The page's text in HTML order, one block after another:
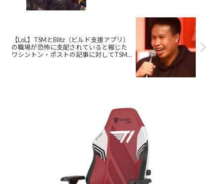
【LoL】TSMとBlitz（ビルド支援アプリ）
の職場が恐怖に支配されていると報じた
ワシントン・ポストの記事に対してTSM